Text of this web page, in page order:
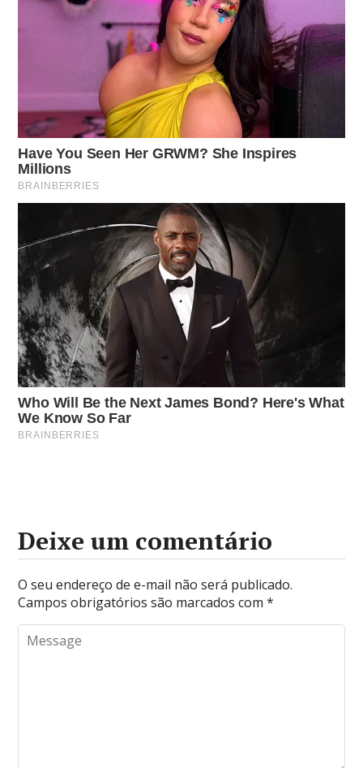
Deixe um comentário
O seu endereço de e-mail não será publicado.
Campos obrigatórios são marcados com*